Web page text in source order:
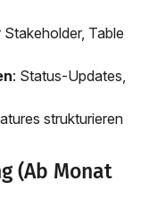
Table
: Status-Updates,
strukturieren
(Ab Monat